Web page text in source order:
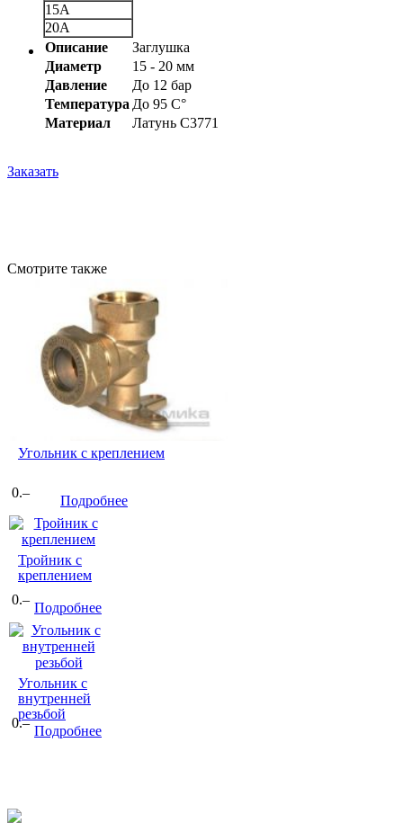
15A
20A
Описание
Заглушка
Диаметр
15 - 20 мм
Давление
До 12 бар
Температура До 95 C°
Материал
Латунь C3771
Заказать
Смотрите также
Угольник с креплением
0.–
Подробнее
Тройник с
креплением
0.–
Подробнее
Угольник с
внутренней
резьбой
0.–
Подробнее